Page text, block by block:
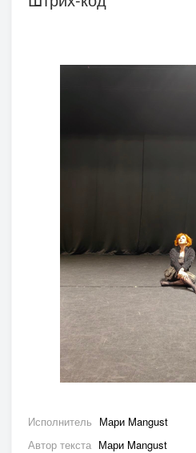
Исполнитель Мари Mangust
Автор текста Мари Mangust